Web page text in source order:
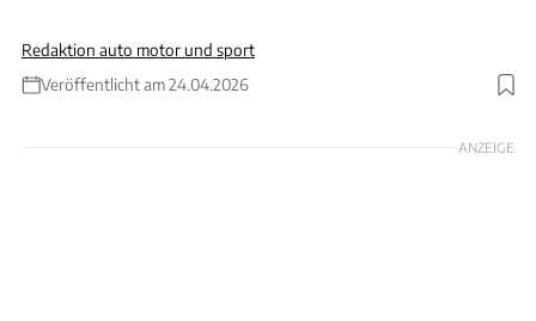
Redaktion auto motor und sport
Veröffentlicht am 24.04.2026
ANZEIGE